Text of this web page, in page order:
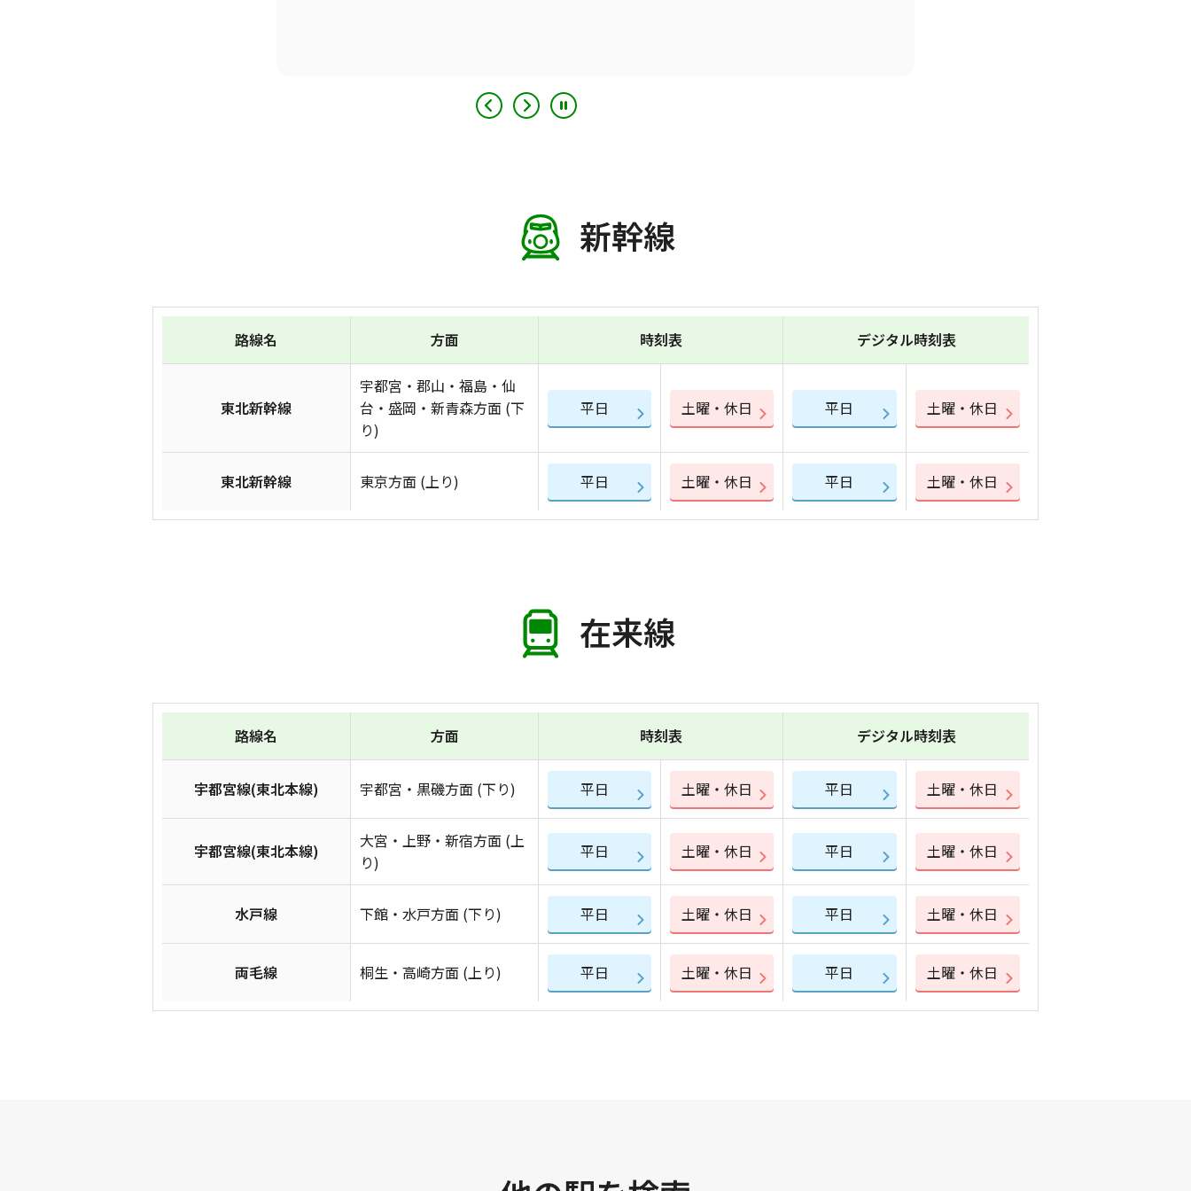
新幹線
路線名 方面 時刻表 デジタル時刻表
東北新幹線
宇都宮・郡山・福島・仙
台・盛岡・新青森方面 (下
り)
平日 土曜・休日 平日 土曜・休日
東北新幹線 東京方面 (上り) 平日 土曜・休日 平日 土曜・休日
在来線
路線名 方面 時刻表 デジタル時刻表
宇都宮線(東北本線) 宇都宮・黒磯方面 (下り) 平日 土曜・休日 平日 土曜・休日
宇都宮線(東北本線)
大宮・上野・新宿方面 (上
り)
平日 土曜・休日 平日 土曜・休日
水戸線 下館・水戸方面 (下り) 平日 土曜・休日 平日 土曜・休日
両毛線 桐生・高崎方面 (上り) 平日 土曜・休日 平日 土曜・休日